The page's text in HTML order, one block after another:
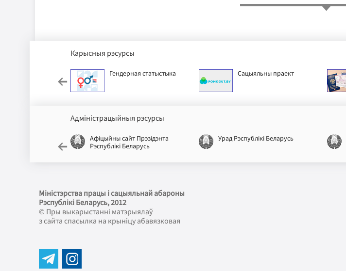
Карысныя рэсурсы
Гендерная статыстыка Сацыяльны праект
Адміністрацыйныя рэсурсы
Афіцыйны сайт Прэзідэнта
Рэспублікі Беларусь
Урад Рэспублікі Беларусь
Міністэрства працы і сацыяльнай абароны
Рэспублікі Беларусь, 2012
© Пры выкарыстанні матэрыялаў
з сайта спасылка на крыніцу абавязковая